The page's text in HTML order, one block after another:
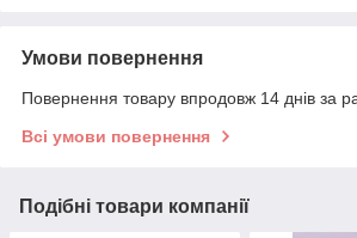
Умови повернення
Повернення товару впродовж 14 днів за
Всі умови повернення
Подібні товари компанії